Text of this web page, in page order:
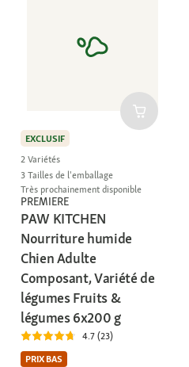
EXCLUSIF
2 Variétés
3 Tailles de l'emballage
Très prochainement disponible
PREMIERE
PAW KITCHEN
Nourriture humide
Chien Adulte
Composant, Variété de
légumes Fruits &
légumes 6x200 g
4.7 (23)
PRIX BAS